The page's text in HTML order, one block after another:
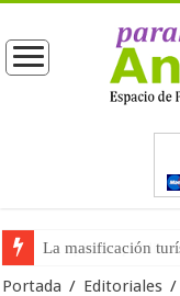
La opinión pública
Portada / Editoriales /